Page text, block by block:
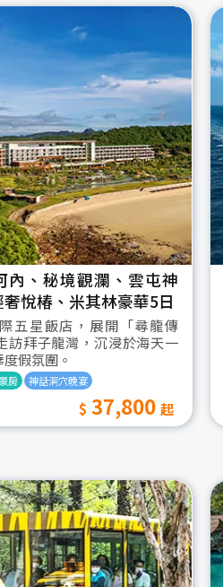
內、秘境觀瀾、雲屯神
悅椿、米其林豪華5日
五星飯店，展開「尋龍傳
訪拜子龍灣，沉浸於海天一
假氛圍。
房 神話洞穴晚宴
37,800